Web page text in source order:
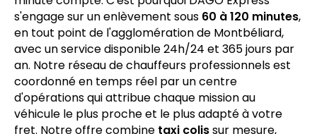
Lorsqu'une urgence logistique survient, chaque
minute compte. C'est pourquoi DAGO Express
s'engage sur un enlèvement sous60 à 120 minutes
en tout point de l'agglomération de Montbéliard,
avec un service disponible 24h/24 et 365 jours par
an. Notre réseau de chauffeurs professionnels est